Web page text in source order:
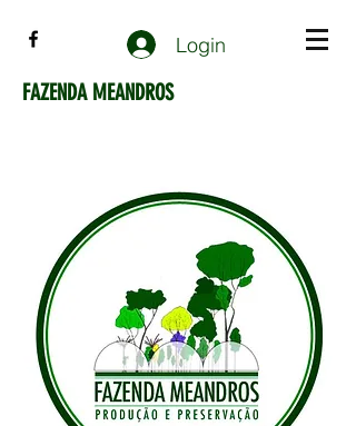
FAZENDA MEANDROS
Login